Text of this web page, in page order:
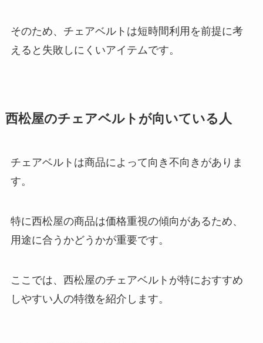
そのため、チェアベルトは短時間利用を前提に考
えると失敗しにくいアイテムです。
西松屋のチェアベルトが向いている人
チェアベルトは商品によって向き不向きがありま
す。
特に西松屋の商品は価格重視の傾向があるため、
用途に合うかどうかが重要です。
ここでは、西松屋のチェアベルトが特におすすめ
しやすい人の特徴を紹介します。